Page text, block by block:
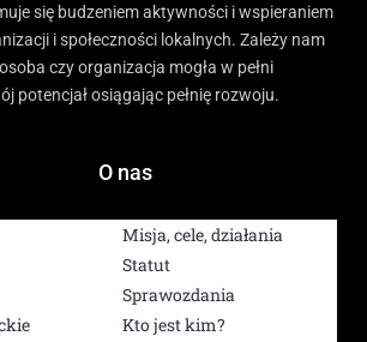
się budzeniem aktywności i wspieraniem
i społeczności lokalnych. Zależy nam
czy organizacja mogła w pełni
potencjał osiągając pełnię rozwoju.
O nas
Misja, cele, działania
Statut
Sprawozdania
Kto jest kim?